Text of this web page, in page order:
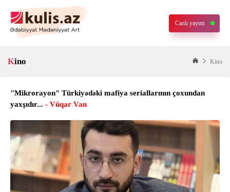
Canlı yayım
Kino Kino
"Mikrorayon" Türkiyədəki mafiya seriallarının çoxundan
yaxşıdır... - Vüqar Van